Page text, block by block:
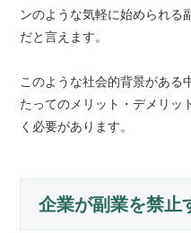
ンのような気軽に始められる
だと言えます。
このような社会的背景がある
たってのメリット・デメリッ
く必要があります。
企業が副業を禁止